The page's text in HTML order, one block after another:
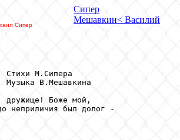
Сипер
Сипер
Мешавкин< Василий
Стихи М.Сипера
Музыка В.Мешавкина
дружище! Боже мой,
неприличия был долог -